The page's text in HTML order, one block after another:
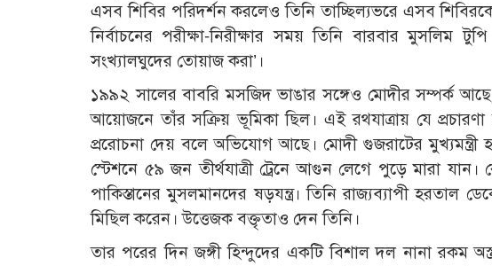
এসব শিবির পরিদর্শন করলেও তিনি তাচ্ছিল্যভরে এসব
নির্বাচনের পরীক্ষা-নিরীক্ষার সময় তিনি বারবার মুসলিম
সংখ্যালঘুদের তোয়াজ করা’।
১৯৯২ সালের বাবরি মসজিদ ভাঙার সঙ্গেও মোদীর সম্পর্ক
আয়োজনে তাঁর সক্রিয় ভূমিকা ছিল। এই রথযাত্রায় যে
প্ররোচনা দেয় বলে অভিযোগ আছে। মোদী গুজরাটের
স্টেশনে ৫৯ জন তীর্থযাত্রী ট্রেনে আগুন লেগে পুড়ে মারা
পাকিস্তানের মুসলমানদের ষড়যন্ত্র। তিনি রাজ্যব্যাপী হরতাল
মিছিল করেন। উত্তেজক বক্তৃতাও দেন তিনি।
তার পরের দিন জঙ্গী হিন্দুদের একটি বিশাল দল নানা রকম